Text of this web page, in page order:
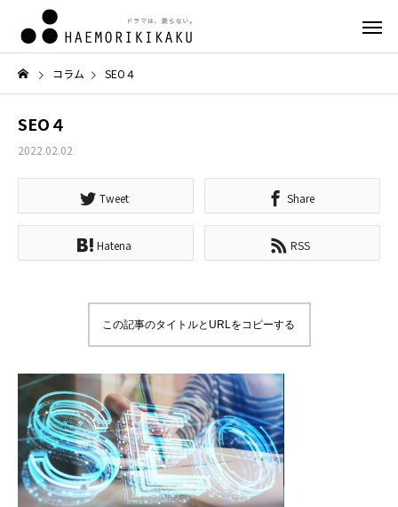
コラム SEO４
SEO４
2022.02.02
Tweet Share
Hatena RSS
この記事のタイトルとURLをコピーする